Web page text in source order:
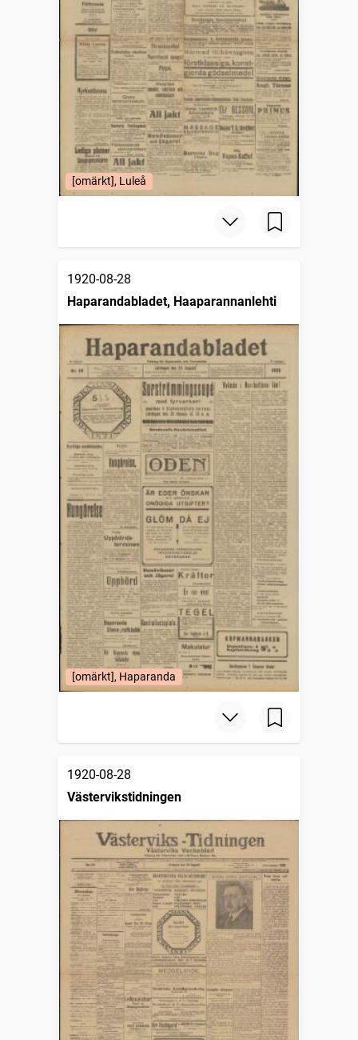
[omärkt], Luleå
1920-08-28
Haparandabladet, Haaparannanlehti
[omärkt], Haparanda
1920-08-28
Västervikstidningen